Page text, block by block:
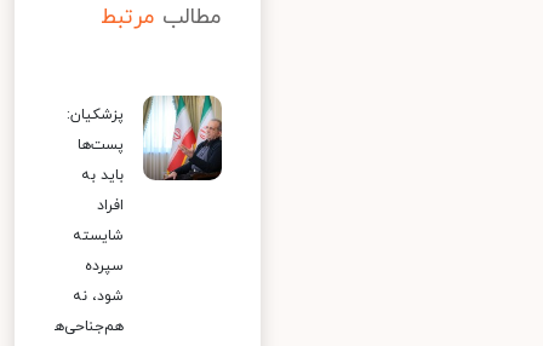
مطالب مرتبط
پزشکیان:
پست‌ها
باید به
افراد
شایسته
سپرده
شود، نه
هم‌جناحی‌ه